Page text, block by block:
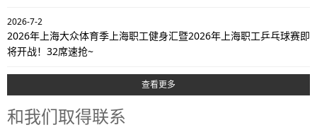
2026-7-2
2026年上海大众体育季上海职工健身汇暨2026年上海职工乒乓球赛即
将开战！32席速抢~
查看更多
和我们取得联系